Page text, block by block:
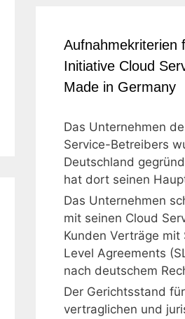
Aufnahmekriterien
Initiative Cloud
Made in Germany
Das Unternehmen
Service-Betreibers
Deutschland
hat dort seinen
Das Unternehmen
mit seinen Cloud
Kunden Verträge mit
Level Agreements
nach deutschem
Der Gerichtsstand
vertraglichen und